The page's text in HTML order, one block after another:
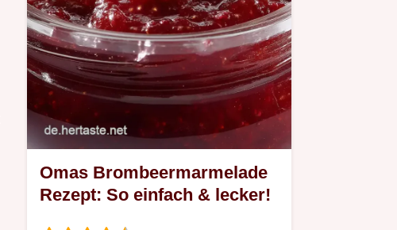
Omas Brombeermarmelade
Rezept: So einfach & lecker!